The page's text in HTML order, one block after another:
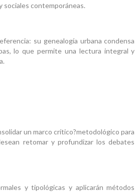
contemporáneas.
su genealogía urbana condensa
lo que permite una lectura integral y
un marco crítico?metodológico para
retomar y profundizar los debates
y tipológicas y aplicarán métodos